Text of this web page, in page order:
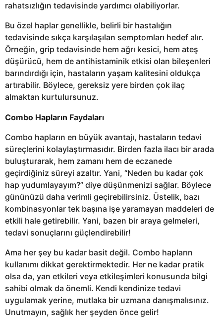
rahatsızlığın tedavisinde yardımcı olabiliyorlar.
Bu özel haplar genellikle, belirli bir hastalığın
tedavisinde sıkça karşılaşılan semptomları hedef alır.
Örneğin, grip tedavisinde hem ağrı kesici, hem ateş
düşürücü, hem de antihistaminik etkisi olan bileşenleri
barındırdığı için, hastaların yaşam kalitesini oldukça
artırabilir. Böylece, gereksiz yere birden çok ilaç
almaktan kurtulursunuz.
Combo Hapların Faydaları
Combo hapların en büyük avantajı, hastaların tedavi
süreçlerini kolaylaştırmasıdır. Birden fazla ilacı bir arada
buluşturarak, hem zamanı hem de eczanede
geçirdiğiniz süreyi azaltır. Yani, “Neden bu kadar çok
hap yudumlayayım?” diye düşünmenizi sağlar. Böylece
gününüzü daha verimli geçirebilirsiniz. Üstelik, bazı
kombinasyonlar tek başına işe yaramayan maddeleri de
etkili hale getirebilir. Yani, bazen bir araya gelmeleri,
tedavi sonuçlarını güçlendirebilir!
Ama her şey bu kadar basit değil. Combo hapların
kullanımı dikkat gerektirmektedir. Her ne kadar pratik
olsa da, yan etkileri veya etkileşimleri konusunda bilgi
sahibi olmak da önemli. Kendi kendinize tedavi
uygulamak yerine, mutlaka bir uzmana danışmalısınız.
Unutmayın, sağlık her şeyden önce gelir!